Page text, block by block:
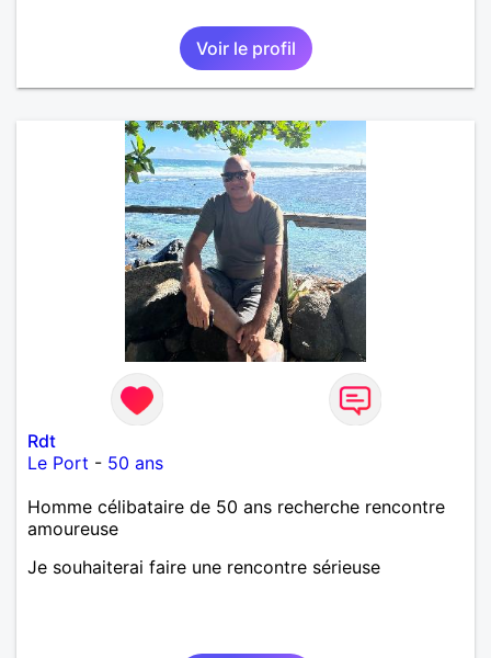
Voir le profil
Rdt
Le Port - 50 ans
Homme célibataire de 50 ans recherche rencontre
amoureuse
Je souhaiterai faire une rencontre sérieuse